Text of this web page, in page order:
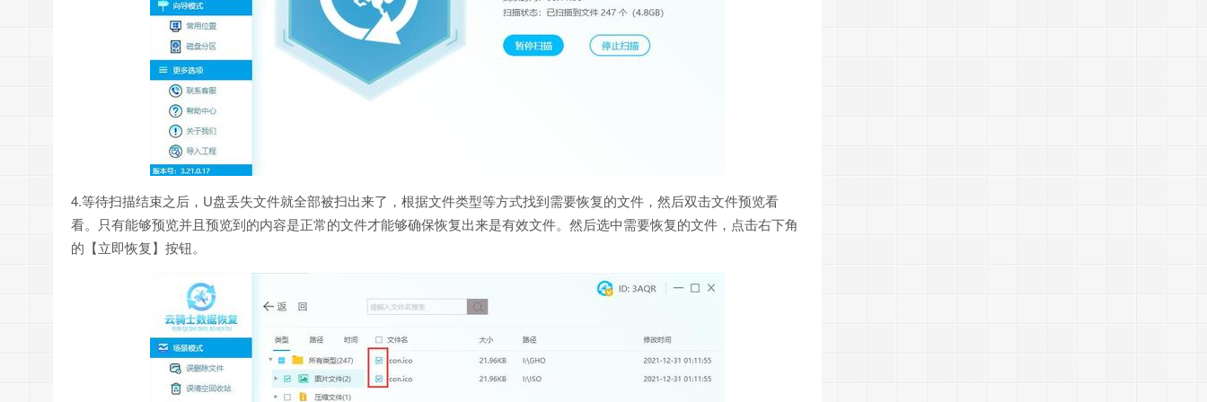
4.等待扫描结束之后，U盘丢失文件就全部被扫出来了，根据文件类型等方式找到需要恢复的文件，然后双击文件预览看
看。只有能够预览并且预览到的内容是正常的文件才能够确保恢复出来是有效文件。然后选中需要恢复的文件，点击右下角
的【立即恢复】按钮。